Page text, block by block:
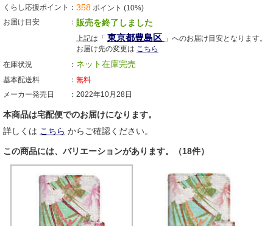
くらし応援ポイント 358 ポイント (10%)
お届け目安
販売を終了しました
上記は「 東京都豊島区 」へのお届け目安となります。
お届け先の変更は こちら
在庫状況
ネット在庫完売
基本配送料
無料
メーカー発売日
2022年10月28日
本商品は宅配便でのお届けになります。
詳しくは こちら からご確認ください。
この商品には、バリエーションがあります。（18件）